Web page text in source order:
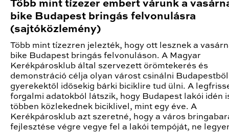
Több mint tízezer embert várunk a
bike Budapest bringás felvonulásra
(sajtóközlemény)
Több mint tízezren jelezték, hogy ott lesznek a
bike Budapest bringás felvonuláson. A Magyar
Kerékpárosklub által szervezett örömtekerés és
demonstráció célja olyan várost csinálni
gyerekektől idősekig bárki biciklire tud ülni. A
forgalmi adatokból látszik, hogy Budapest lakói idén
többen közlekednek biciklivel, mint egy éve. A
Kerékpárosklub azt szeretné, hogy a város
fejlesztése végre vegye fel a lakói tempóját, ne